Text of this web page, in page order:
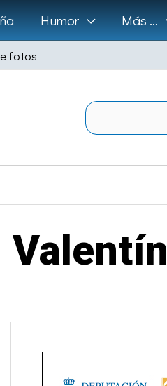
Humor
Más …
fotos
Valentín